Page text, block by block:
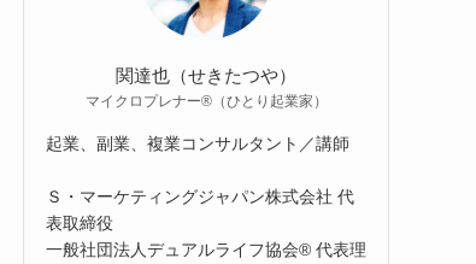
関達也（せきたつや）
マイクロプレナー®（ひとり起業家）
起業、副業、複業コンサルタント／講師
Ｓ・マーケティングジャパン株式会社 代
表取締役
一般社団法人デュアルライフ協会® 代表理